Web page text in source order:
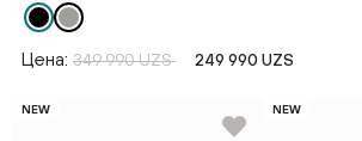
Цена: 349 990 UZS 249 990 UZS
NEW NEW